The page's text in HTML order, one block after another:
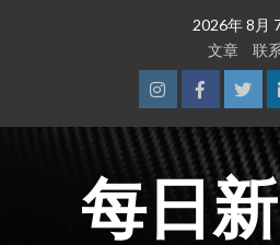
2026年 8月
文章
联
InstagramFacebook
每日